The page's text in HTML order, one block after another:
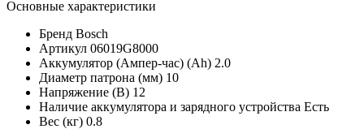
Основные характеристики
Бренд Bosch
Артикул 06019G8000
Аккумулятор (Ампер-час) (Ah) 2.0
Диаметр патрона (мм) 10
Напряжение (В) 12
Наличие аккумулятора и зарядного устройства Есть
Вес (кг) 0.8